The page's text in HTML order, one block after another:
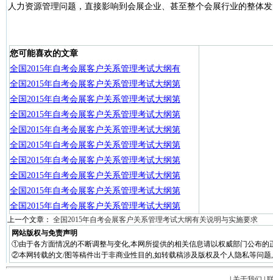
人力资源管理问题，直接影响到会展企业、甚至整个会展行业的整体
您可能喜欢的文章
全国2015年自考会展客户关系管理考试大纲有
全国2015年自考会展客户关系管理考试大纲第
全国2015年自考会展客户关系管理考试大纲第
全国2015年自考会展客户关系管理考试大纲第
全国2015年自考会展客户关系管理考试大纲第
全国2015年自考会展客户关系管理考试大纲第
全国2015年自考会展客户关系管理考试大纲第
全国2015年自考会展客户关系管理考试大纲第
全国2015年自考会展客户关系管理考试大纲第
全国2015年自考会展客户关系管理考试大纲第
上一个文章： 全国2015年自考会展客户关系管理考试大纲有关说明与实施要求
网站版权与免责声明
①由于各方面情况的不断调整与变化,本网所提供的相关信息请以权威部门公布的
②本网转载的文/图等稿件出于非商业性目的,如转载稿涉及版权及个人隐私等问题